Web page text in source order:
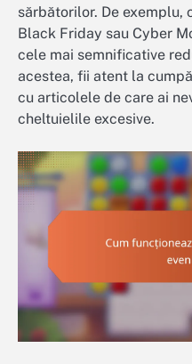
sărbătorilor. De exemplu,
Black Friday sau Cyber
cele mai semnificative
acestea, fii atent la
cu articolele de care ai
cheltuielile excesive.